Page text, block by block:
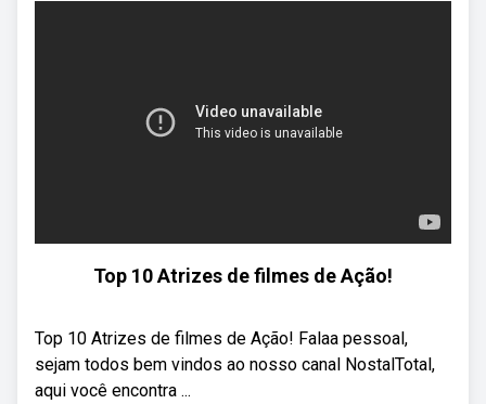
Top 10 Atrizes de filmes de Ação!
Top 10 Atrizes de filmes de Ação! Falaa pessoal,
sejam todos bem vindos ao nosso canal NostalTotal,
aqui você encontra ...